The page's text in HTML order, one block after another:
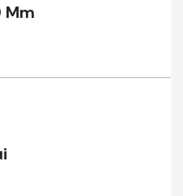
Mm